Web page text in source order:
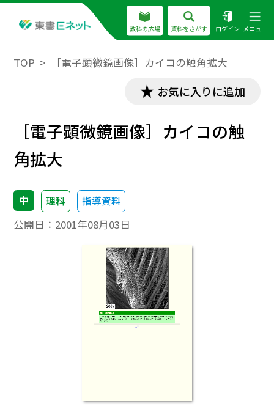
教科の広場 資料をさがす ログイン メニュー
TOP ［電子顕微鏡画像］カイコの触角拡大
お気に入りに追加
［電子顕微鏡画像］カイコの触
角拡大
中 理科 指導資料
公開日： 2001年08月03日